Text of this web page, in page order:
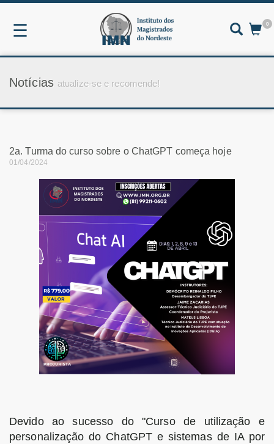
☰ 0
Notícias atualize-se e recomende!
2a. Turma do curso sobre o ChatGPT começa hoje
01/04/2024
Devido ao sucesso do "Curso de utilização e
personalização do ChatGPT e sistemas de IA por